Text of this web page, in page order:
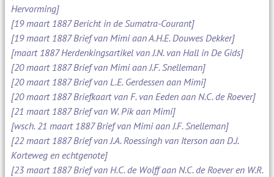
Hervorming]
[19 maart 1887 Bericht in de Sumatra-Courant]
[19 maart 1887 Brief van Mimi aan A.H.E. Douwes Dekker]
[maart 1887 Herdenkingsartikel van J.N. van Hall in De Gids]
[20 maart 1887 Brief van Mimi aan J.F. Snelleman]
[20 maart 1887 Brief van L.E. Gerdessen aan Mimi]
[20 maart 1887 Briefkaart van F. van Eeden aan N.C. de Roever]
[21 maart 1887 Brief van W. Pik aan Mimi]
[wsch. 21 maart 1887 Brief van Mimi aan J.F. Snelleman]
[22 maart 1887 Brief van J.A. Roessingh van Iterson aan D.J.
Korteweg en echtgenote]
[23 maart 1887 Brief van H.C. de Wolff aan N.C. de Roever en W.R.